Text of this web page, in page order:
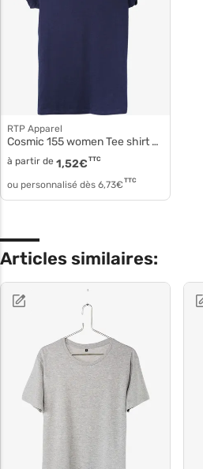
RTP Apparel
Cosmic 155 women Tee shirt coton biologique 03260
à partir de 1,52€ TTC
ou personnalisé dès 6,73€ TTC
Articles similaires: